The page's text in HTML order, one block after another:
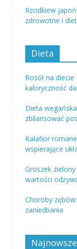
Rzodkiew
zdrowotne i
Dieta
Rosół na
kaloryczność
Dieta
zbilansować
Kalafior
wspierające
Groszek
wartości
Choroby
zaniedbania